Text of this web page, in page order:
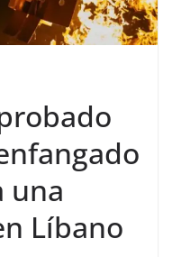
una
Líbano